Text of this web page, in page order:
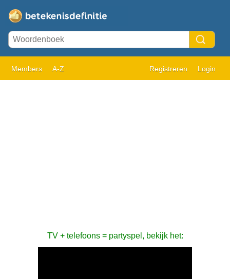
Members A-Z Registreren Login
TV + telefoons = partyspel, bekijk het: